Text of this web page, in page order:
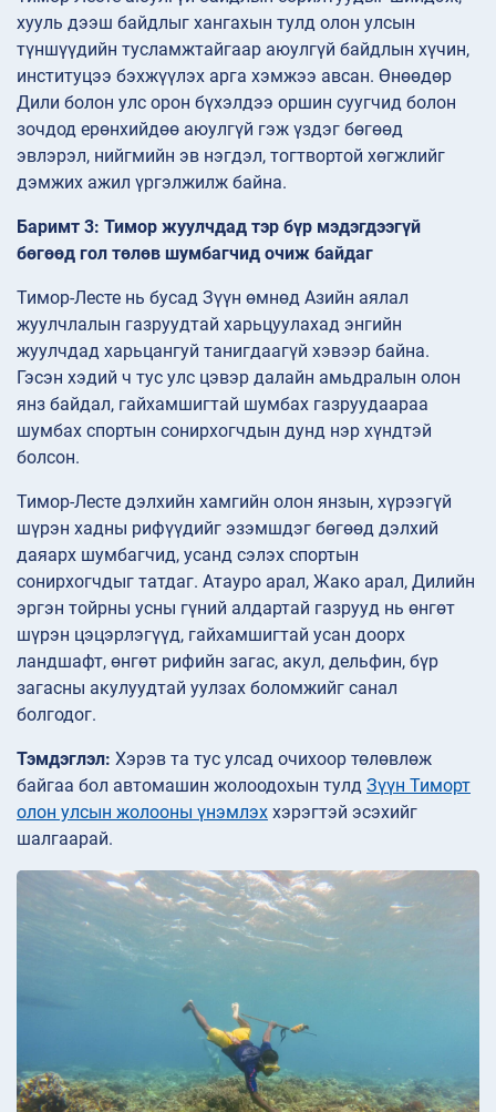
хууль дээш байдлыг хангахын тулд олон улсын
түншүүдийн тусламжтайгаар аюулгүй байдлын хүчин,
институцээ бэхжүүлэх арга хэмжээ авсан. Өнөөдөр
Дили болон улс орон бүхэлдээ оршин суугчид болон
зочдод ерөнхийдөө аюулгүй гэж үздэг бөгөөд
эвлэрэл, нийгмийн эв нэгдэл, тогтвортой хөгжлийг
дэмжих ажил үргэлжилж байна.
Баримт 3: Тимор жуулчдад тэр бүр мэдэгдээгүй
бөгөөд гол төлөв шумбагчид очиж байдаг
Тимор-Лесте нь бусад Зүүн өмнөд Азийн аялал
жуулчлалын газруудтай харьцуулахад энгийн
жуулчдад харьцангуй танигдаагүй хэвээр байна.
Гэсэн хэдий ч тус улс цэвэр далайн амьдралын олон
янз байдал, гайхамшигтай шумбах газруудаараа
шумбах спортын сонирхогчдын дунд нэр хүндтэй
болсон.
Тимор-Лесте дэлхийн хамгийн олон янзын, хүрээгүй
шүрэн хадны рифүүдийг эзэмшдэг бөгөөд дэлхий
даяарх шумбагчид, усанд сэлэх спортын
сонирхогчдыг татдаг. Атауро арал, Жако арал, Дилийн
эргэн тойрны усны гүний алдартай газрууд нь өнгөт
шүрэн цэцэрлэгүүд, гайхамшигтай усан доорх
ландшафт, өнгөт рифийн загас, акул, дельфин, бүр
загасны акулуудтай уулзах боломжийг санал
болгодог.
Тэмдэглэл: Хэрэв та тус улсад очихоор төлөвлөж
байгаа бол автомашин жолоодохын тулд Зүүн Тиморт
олон улсын жолооны үнэмлэх хэрэгтэй эсэхийг
шалгаарай.